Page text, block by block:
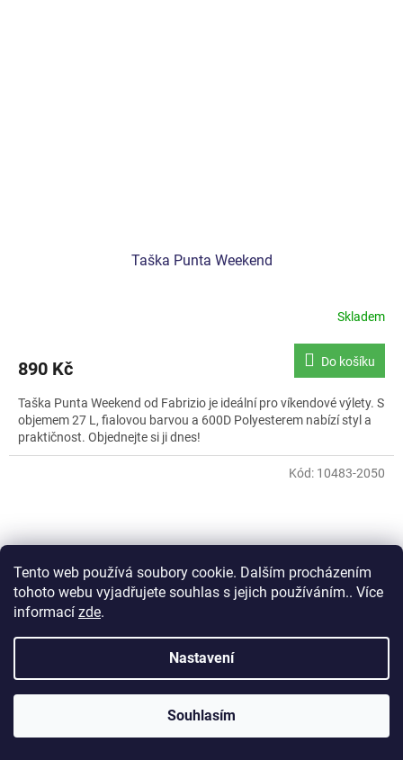
Tento web používá soubory cookie. Dalším procházením
tohoto webu vyjadřujete souhlas s jejich používáním.. Více
informací zde.
Nastavení
Souhlasím
Taška Punta Weekend
Skladem
890 Kč Do košíku
Taška Punta Weekend od Fabrizio je ideální pro víkendové výlety. S
objemem 27 L, fialovou barvou a 600D Polyesterem nabízí styl a
praktičnost. Objednejte si ji dnes!
Kód: 10483-2050